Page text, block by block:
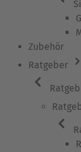
Zubehör
Ratgeber